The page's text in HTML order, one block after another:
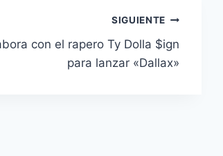
SIGUIENTE
con el rapero Ty Dolla $ign
para lanzar «Dallax»